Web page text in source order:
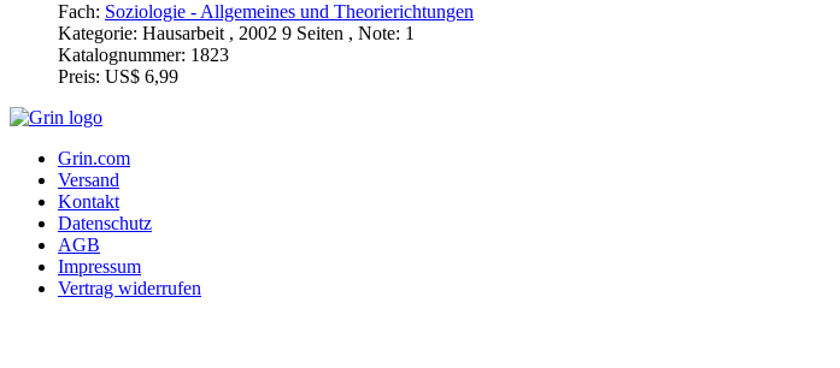
Fach: Soziologie - Allgemeines und Theorierichtungen
Kategorie: Hausarbeit , 2002 9 Seiten , Note: 1
Katalognummer: 1823
Preis: US$ 6,99
Grin.com
Versand
Kontakt
Datenschutz
AGB
Impressum
Vertrag widerrufen